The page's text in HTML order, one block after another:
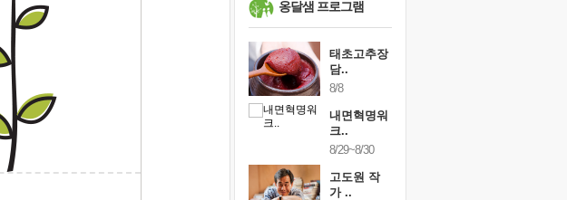
귀를 열고 마음을 내어주고
옹달샘 프로그램
태초고추장
담..
8/8
내면혁명워
크..
8/29~8/30
고도원 작
가 ..